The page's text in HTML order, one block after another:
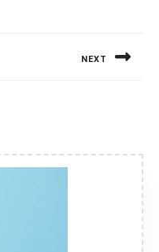
NEXT